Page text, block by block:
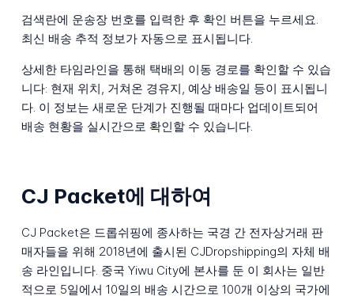
검색란에 운송장 번호를 입력한 후 확인 버튼을 누르세요.
최신 배송 추적 정보가 자동으로 표시됩니다.
상세한 타임라인을 통해 택배의 이동 경로를 확인할 수 있습
니다: 현재 위치, 거쳐온 경유지, 예상 배송일 등이 표시됩니
다. 이 정보는 새로운 단계가 진행될 때마다 업데이트되어
배송 현황을 실시간으로 확인할 수 있습니다.
CJ Packet에 대하여
CJ Packet은 드롭쉬핑에 종사하는 국경 간 전자상거래 판
매자들을 위해 2018년에 출시된 CJDropshipping의 자체 배
송 라인입니다. 중국 Yiwu City에 본사를 둔 이 회사는 일반
적으로 5일에서 10일의 배송 시간으로 100개 이상의 국가에